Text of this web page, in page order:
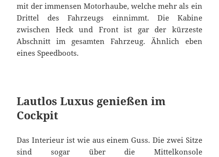
mit der immensen Motorhaube, welche mehr als ein
Drittel des Fahrzeugs einnimmt. Die Kabine
zwischen Heck und Front ist gar der kürzeste
Abschnitt im gesamten Fahrzeug. Ähnlich eben
eines Speedboots.
Lautlos Luxus genießen im
Cockpit
Das Interieur ist wie aus einem Guss. Die zwei Sitze
sind sogar über die Mittelkonsole